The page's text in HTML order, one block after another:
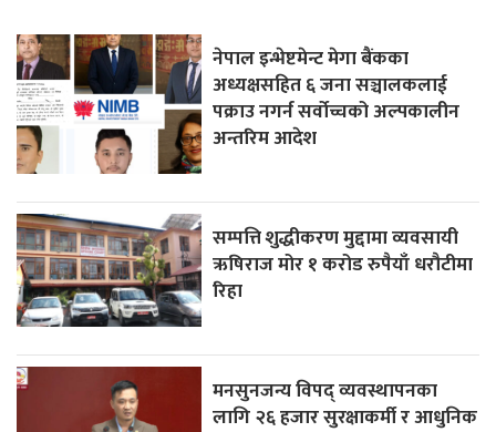
नेपाल इन्भेष्टमेन्ट मेगा बैंकका
अध्यक्षसहित ६ जना सञ्चालकलाई
पक्राउ नगर्न सर्वोच्चको अल्पकालीन
अन्तरिम आदेश
सम्पत्ति शुद्धीकरण मुद्दामा व्यवसायी
ऋषिराज मोर १ करोड रुपैयाँ धरौटीमा
रिहा
मनसुनजन्य विपद् व्यवस्थापनका
लागि २६ हजार सुरक्षाकर्मी र आधुनिक